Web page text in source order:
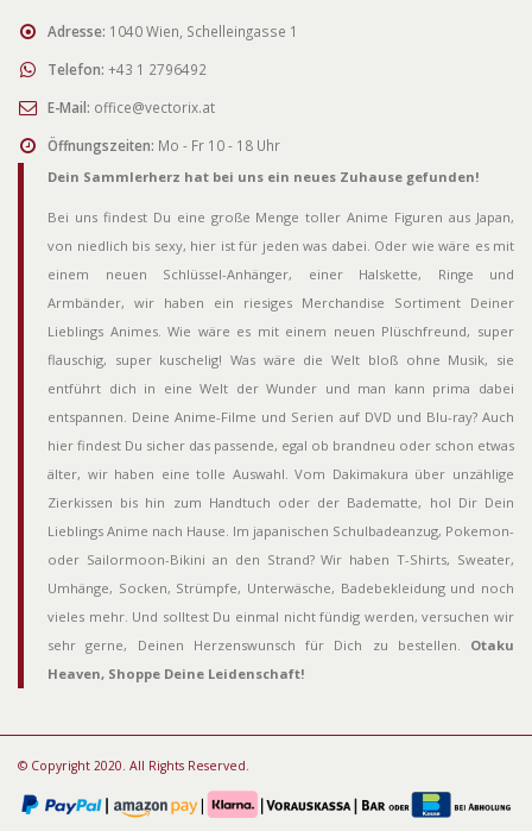
Adresse: 1040 Wien, Schelleingasse 1
Telefon: +43 1 2796492
E-Mail: office@vectorix.at
Öffnungszeiten: Mo - Fr 10 - 18 Uhr
Dein Sammlerherz hat bei uns ein neues Zuhause gefunden!
Bei uns findest Du eine große Menge toller Anime Figuren aus Japan,
von niedlich bis sexy, hier ist für jeden was dabei. Oder wie wäre es mit
einem neuen Schlüssel-Anhänger, einer Halskette, Ringe und
Armbänder, wir haben ein riesiges Merchandise Sortiment Deiner
Lieblings Animes. Wie wäre es mit einem neuen Plüschfreund, super
flauschig, super kuschelig! Was wäre die Welt bloß ohne Musik, sie
entführt dich in eine Welt der Wunder und man kann prima dabei
entspannen. Deine Anime-Filme und Serien auf DVD und Blu-ray? Auch
hier findest Du sicher das passende, egal ob brandneu oder schon etwas
älter, wir haben eine tolle Auswahl. Vom Dakimakura über unzählige
Zierkissen bis hin zum Handtuch oder der Badematte, hol Dir Dein
Lieblings Anime nach Hause. Im japanischen Schulbadeanzug, Pokemon-
oder Sailormoon-Bikini an den Strand? Wir haben T-Shirts, Sweater,
Umhänge, Socken, Strümpfe, Unterwäsche, Badebekleidung und noch
vieles mehr. Und solltest Du einmal nicht fündig werden, versuchen wir
sehr gerne, Deinen Herzenswunsch für Dich zu bestellen. Otaku
Heaven, Shoppe Deine Leidenschaft!
© Copyright 2020. All Rights Reserved.